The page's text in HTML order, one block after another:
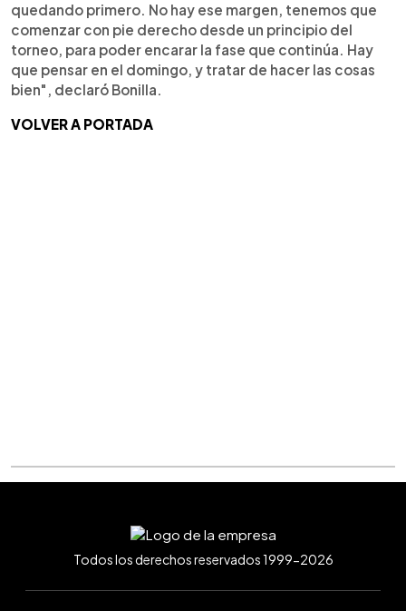
quedando primero. No hay ese margen, tenemos que
comenzar con pie derecho desde un principio del
torneo, para poder encarar la fase que continúa. Hay
que pensar en el domingo, y tratar de hacer las cosas
bien", declaró Bonilla.
VOLVER A PORTADA
Todos los derechos reservados 1999-2026